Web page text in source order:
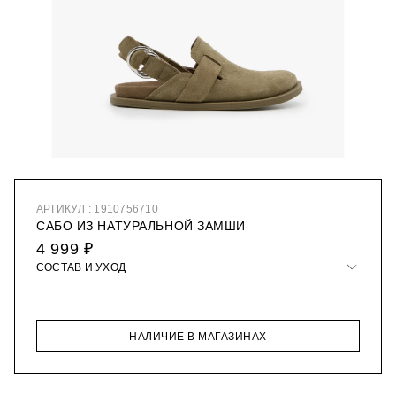
АРТИКУЛ : 1910756710
САБО ИЗ НАТУРАЛЬНОЙ ЗАМШИ
4 999 ₽
СОСТАВ И УХОД
НАЛИЧИЕ В МАГАЗИНАХ